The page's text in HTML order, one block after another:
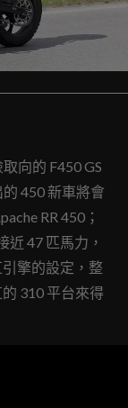
向的 F450 GS
450 新車將會
RR 450；
近 47 匹馬力，
擎的設定，整
310 平台來得